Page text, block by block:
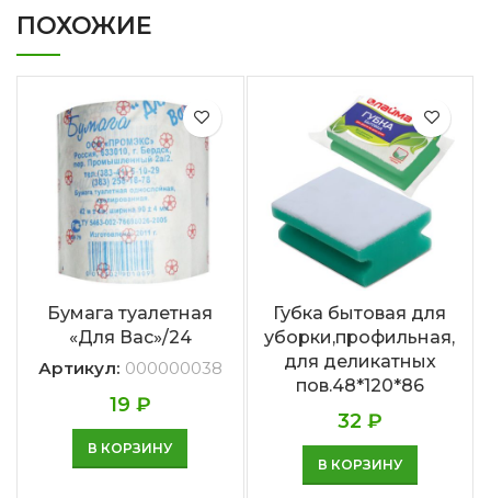
ПОХОЖИЕ
Бумага туалетная
«Для Вас»/24
Артикул: 000000038
19 ₽
В КОРЗИНУ
Губка бытовая для
уборки,профильная,
для деликатных
пов.48*120*86
32 ₽
В КОРЗИНУ